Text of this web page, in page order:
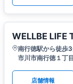
WELLBE LIFE
南行徳駅から徒歩
市川市南行徳１丁
店舗情報